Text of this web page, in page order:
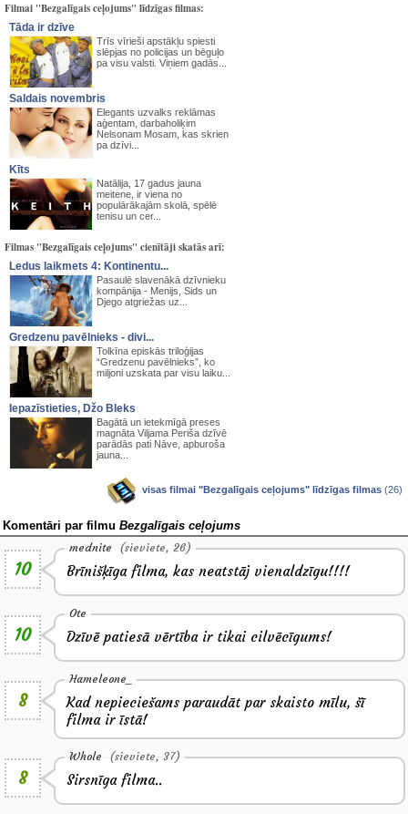
Filmai "Bezgalīgais ceļojums" līdzīgas filmas:
Tāda ir dzīve
Trīs vīrieši apstākļu spiesti
slēpjas no policijas un bēguļo
pa visu valsti. Viņiem gadās...
Saldais novembris
Elegants uzvalks reklāmas
aģentam, darbaholiķim
Nelsonam Mosam, kas skrien
pa dzīvi...
Kīts
Natālija, 17 gadus jauna
meitene, ir viena no
populārākajām skolā, spēlē
tenisu un cer...
Filmas "Bezgalīgais ceļojums" cienītāji skatās arī:
Ledus laikmets 4: Kontinentu...
Pasaulē slavenākā dzīvnieku
kompānija - Menijs, Sids un
Djego atgriežas uz...
Gredzenu pavēlnieks - divi...
Tolkīna episkās triloģijas
“Gredzenu pavēlnieks”, ko
miljoni uzskata par visu laiku...
Iepazīstieties, Džo Bleks
Bagātā un ietekmīgā preses
magnāta Viljama Periša dzīvē
parādās pati Nāve, apburoša
jauna...
visas filmai "Bezgalīgais ceļojums" līdzīgas filmas (26)
Komentāri par filmu Bezgalīgais ceļojums
10
mednite (sieviete, 26)
Brīnišķīga filma, kas neatstāj vienaldzīgu!!!!
10
Ote
Dzīvē patiesā vērtība ir tikai cilvēcīgums!
8
Hameleone_
Kad nepieciešams paraudāt par skaisto mīlu, šī
filma ir īstā!
8
Whole (sieviete, 37)
Sirsnīga filma..